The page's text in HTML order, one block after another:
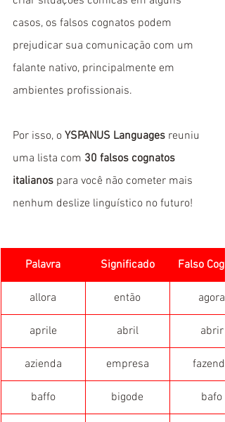
casos, os falsos cognatos podem
prejudicar sua comunicação com um
falante nativo, principalmente em
ambientes profissionais.
Por isso, o YSPANUS Languages reuniu
uma lista com 30 falsos cognatos
italianos para você não cometer mais
nenhum deslize linguístico no futuro!
Palavra Significado Falso
allora então agora
aprile abril abrir
azienda empresa fazenda
baffo bigode bafo